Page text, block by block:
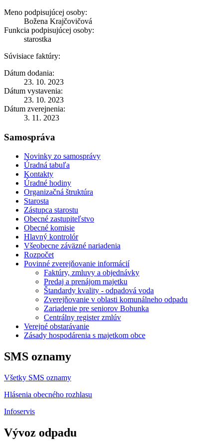
Meno podpisujúcej osoby:
Božena Krajčovičová
Funkcia podpisujúcej osoby:
starostka
Súvisiace faktúry:
Dátum dodania:
23. 10. 2023
Dátum vystavenia:
23. 10. 2023
Dátum zverejnenia:
3. 11. 2023
Samospráva
Novinky zo samosprávy
Úradná tabuľa
Kontakty
Úradné hodiny
Organizačná štruktúra
Starosta
Zástupca starostu
Obecné zastupiteľstvo
Obecné komisie
Hlavný kontrolór
Všeobecne záväzné nariadenia
Rozpočet
Povinné zverejňovanie informácií
Faktúry, zmluvy a objednávky
Predaj a prenájom majetku
Štandardy kvality - odpadová voda
Zverejňovanie v oblasti komunálneho odpadu
Zariadenie pre seniorov Bohunka
Centrálny register zmlúv
Verejné obstarávanie
Zásady hospodárenia s majetkom obce
SMS oznamy
Všetky SMS oznamy
Hlásenia obecného rozhlasu
Infoservis
Vývoz odpadu